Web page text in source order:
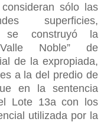
sólo las
superficies,
se construyó la
Noble” de
de la expropiada,
a la del predio de
en la sentencia
Lote 13a con los
utilizada por la